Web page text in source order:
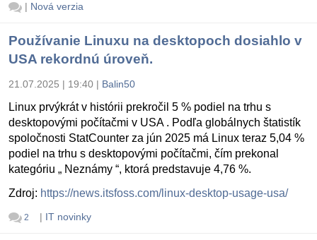
| Nová verzia
Používanie Linuxu na desktopoch dosiahlo v
USA rekordnú úroveň.
21.07.2025 | 19:40 | Balin50
Linux prvýkrát v histórii prekročil 5 % podiel na trhu s
desktopovými počítačmi v USA . Podľa globálnych štatistík
spoločnosti StatCounter za jún 2025 má Linux teraz 5,04 %
podiel na trhu s desktopovými počítačmi, čím prekonal
kategóriu „ Neznámy “, ktorá predstavuje 4,76 %.
Zdroj: https://news.itsfoss.com/linux-desktop-usage-usa/
2 | IT novinky